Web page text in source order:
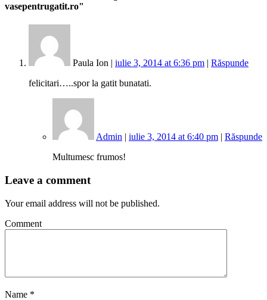
vasepentrugatit.ro"
Paula Ion | iulie 3, 2014 at 6:36 pm | Răspunde
felicitari…..spor la gatit bunatati.
Admin | iulie 3, 2014 at 6:40 pm | Răspunde
Multumesc frumos!
Leave a comment
Your email address will not be published.
Comment
Name *